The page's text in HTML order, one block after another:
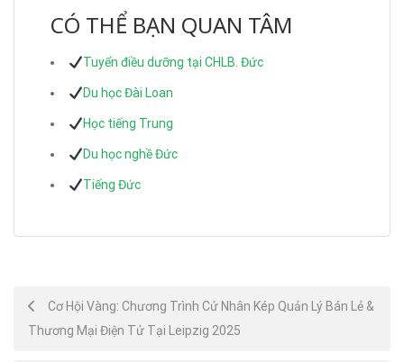
CÓ THỂ BẠN QUAN TÂM
Tuyển điều dưỡng tại CHLB. Đức
Du học Đài Loan
Học tiếng Trung
Du học nghề Đức
Tiếng Đức
Post
navigation
Cơ Hội Vàng: Chương Trình Cử Nhân Kép Quản Lý Bán Lẻ &
Thương Mại Điện Tử Tại Leipzig 2025